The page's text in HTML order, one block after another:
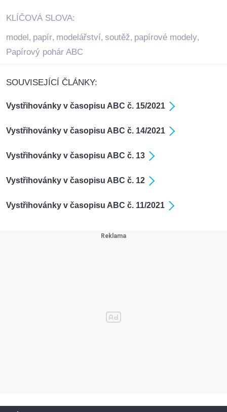
KLÍČOVÁ SLOVA:
model , papír, modelářství, soutěž, papírové modely,
Papírový pohár ABC
SOUVISEJÍCÍ ČLÁNKY:
Vystřihovánky v časopisu ABC č. 15/2021
Vystřihovánky v časopisu ABC č. 14/2021
Vystřihovánky v časopisu ABC č. 13
Vystřihovánky v časopisu ABC č. 12
Vystřihovánky v časopisu ABC č. 11/2021